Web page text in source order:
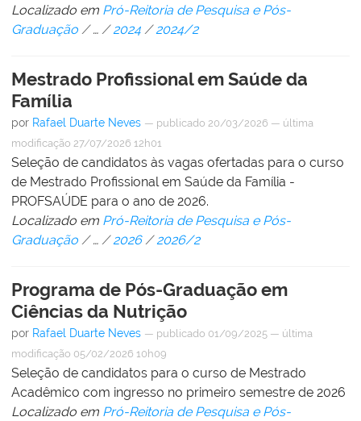
Localizado em Pró-Reitoria de Pesquisa e Pós-
Graduação /… /2024 /2024/2
Mestrado Profissional em Saúde da
Família
por Rafael Duarte Neves — publicado 20/03/2026 — última
modificação 27/07/2026 12h01
Seleção de candidatos às vagas ofertadas para o curso
de Mestrado Profissional em Saúde da Família -
PROFSAÚDE para o ano de 2026.
Localizado em Pró-Reitoria de Pesquisa e Pós-
Graduação /… /2026 /2026/2
Programa de Pós-Graduação em
Ciências da Nutrição
por Rafael Duarte Neves — publicado 01/09/2025 — última
modificação 05/02/2026 10h09
Seleção de candidatos para o curso de Mestrado
Acadêmico com ingresso no primeiro semestre de 2026
Localizado em Pró-Reitoria de Pesquisa e Pós-